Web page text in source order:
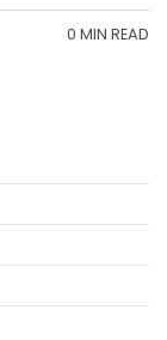
0 MIN READ